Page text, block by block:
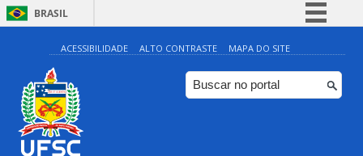
BRASIL
Simplifique!
Comunica BR
Participe
ACESSIBILIDADE ALTO CONTRASTE MAPA DO SITE